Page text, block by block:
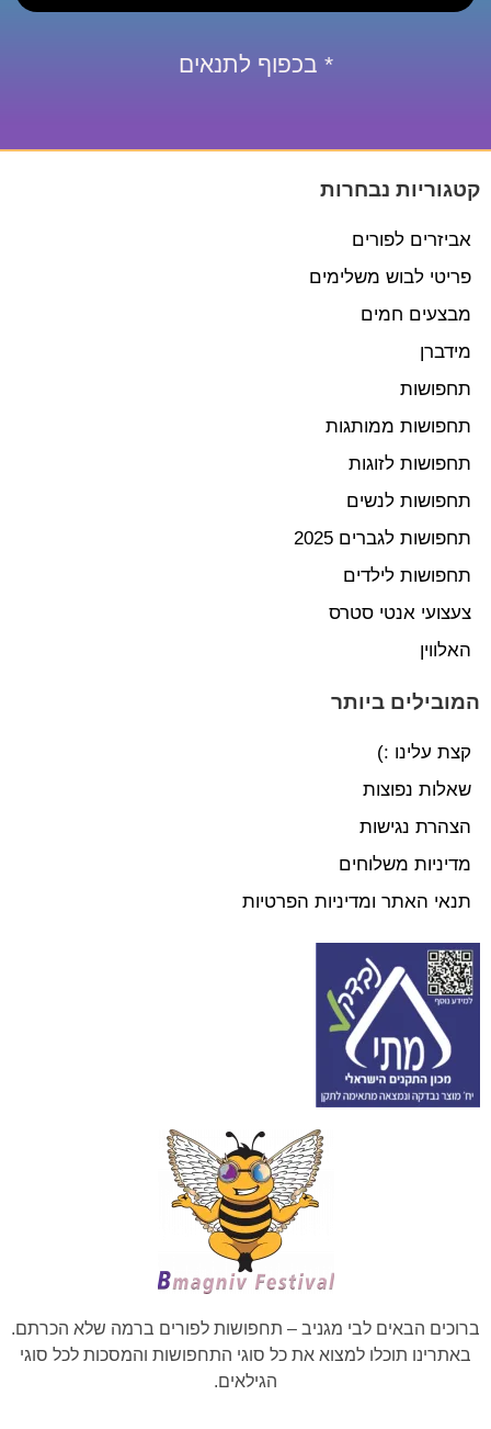
* בכפוף לתנאים
קטגוריות נבחרות
אביזרים לפורים
פריטי לבוש משלימים
מבצעים חמים
מידברן
תחפושות
תחפושות ממותגות
תחפושות לזוגות
תחפושות לנשים
תחפושות לגברים 2025
תחפושות לילדים
צעצועי אנטי סטרס
האלווין
המובילים ביותר
קצת עלינו :)
שאלות נפוצות
הצהרת נגישות
מדיניות משלוחים
תנאי האתר ומדיניות הפרטיות
ברוכים הבאים לבי מגניב – תחפושות לפורים ברמה שלא הכרתם.
באתרינו תוכלו למצוא את כל סוגי התחפושות והמסכות לכל סוגי
הגילאים.